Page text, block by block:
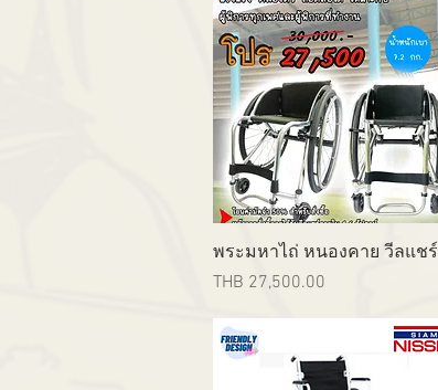
Quick View
พระมหาไถ่ หนองคาย วีลแชร์
Price
THB 27,500.00